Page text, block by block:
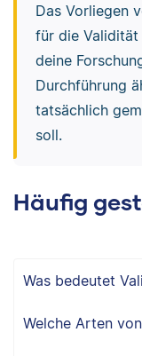
Das Vorliegen
für die Validität
deine
Durchführung
tatsächlich
soll.
Häufig
Was bedeutet
Welche Arten